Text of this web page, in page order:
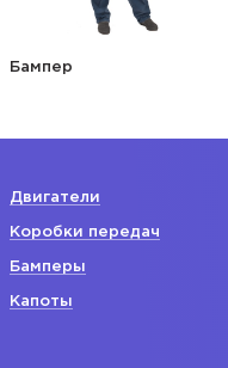
Бампер
Двигатели
Коробки передач
Бамперы
Капоты